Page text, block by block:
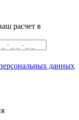
расчет в
данных